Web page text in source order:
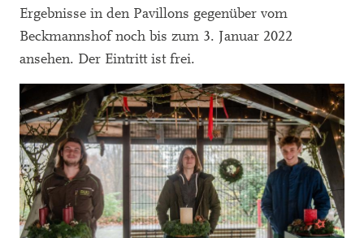
Ergebnisse in den Pavillons gegenüber vom
Beckmannshof noch bis zum 3. Januar 2022
ansehen. Der Eintritt ist frei.